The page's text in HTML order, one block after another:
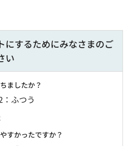
にするためにみなさまのご
い
ましたか？
：ふつう
すかったですか？